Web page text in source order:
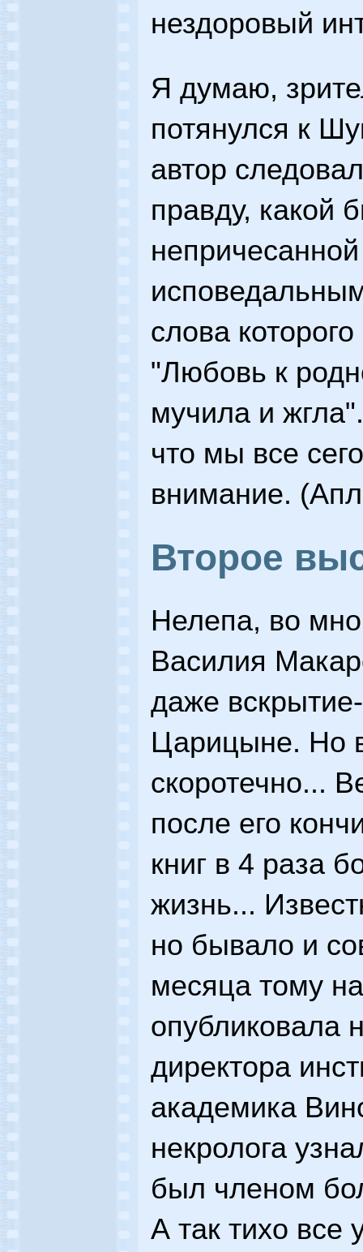
нездоровый
Я думаю,
потянулся к
автор
правду, какой
слова
"Любовь к
мучила и
что мы все
внимание.
Второе
Нелепа, во
Василия
даже
Царицыне. Но
скоротечно...
после его
книг в 4 раза
жизнь...
но бывало и
месяца тому
опубликовала
директора
академика
некролога
был членом
А так тихо все